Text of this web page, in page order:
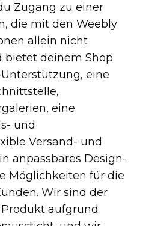
Zugang zu einer
die mit den Weebly
allein nicht
bietet deinem Shop
eine
eine
und
Versand- und
anpassbares Design-
Möglichkeiten für die
Wir sind der
aufgrund